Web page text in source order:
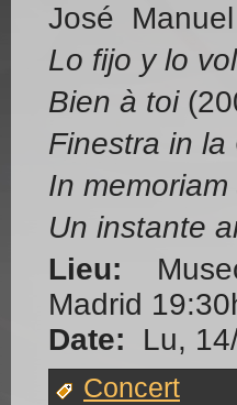
José
Lo fijo y lo
Bien à toi
Finestra in la
In
Un instante
Lieu:
Madrid
Date:
Lu,
Concert